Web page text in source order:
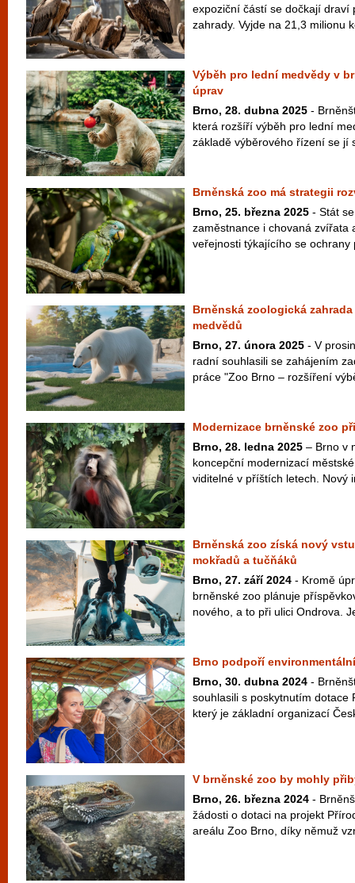
expoziční částí se dočkají draví
zahrady. Vyjde na 21,3 milionu
Výběh pro lední medvědy v
úprav
Brno, 28. dubna 2025 -
která rozšíří výběh pro lední
základě výběrového řízení se jí
Brněnská zoo má strategii
Brno, 25. března 2025 - Stát
zaměstnance i chovaná zvířata
veřejnosti týkajícího se ochrany
Brněnská zoologická
medvědů
Brno, 27. února 2025 - V
radní souhlasili se zahájením
práce "Zoo Brno – rozšíření
Modernizace brněnské zoo
Brno, 28. ledna 2025 – Brno v
koncepční modernizací
viditelné v příštích letech. Nový
Brněnská zoo získá nový
mokřadů a tučňáků
Brno, 27. září 2024 - Kromě
brněnské zoo plánuje
nového, a to při ulici Ondrova.
Brno podpoří
Brno, 30. dubna 2024 -
souhlasili s poskytnutím dotace
který je základní organizací
V brněnské zoo by mohly
Brno, 26. března 2024 -
žádosti o dotaci na projekt
areálu Zoo Brno, díky němuž